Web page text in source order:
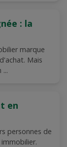
: la
marque
Mais
en
personnes de